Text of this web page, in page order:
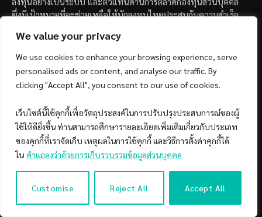
We value your privacy
We use cookies to enhance your browsing experience, serve
personalised ads or content, and analyse our traffic. By
clicking "Accept All", you consent to our use of cookies.
เว็บไซต์นี้ใช้คุกกี้เพื่อวัตถุประสงค์ในการปรับปรุงประสบการณ์ของผู้
ใช้ให้ดียิ่งขึ้น ท่านสามารถศึกษารายละเอียดเพิ่มเติมเกี่ยวกับประเภท
ของคุกกี้ที่เราจัดเก็บ เหตุผลในการใช้คุกกี้ และวิธีการตั้งค่าคุกกี้ได้
ใน คำแถลงว่าด้วยการเก็บรวบรวมข้อมูลส่วนบุคคล
Customise Reject All Accept All
19.3k
SHARES
Facebook X Line
ผมเชื่อว่าหากพูดถึงค่า Maximum Drawdown ทุกคนก็จะนึกถึง